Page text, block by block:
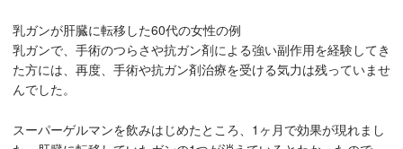
乳ガンが肝臓に転移した60代の女性の例
乳ガンで、手術のつらさや抗ガン剤による強い副作用を経験してき
た方には、再度、手術や抗ガン剤治療を受ける気力は残っていませ
んでした。
スーパーゲルマンを飲みはじめたところ、1ヶ月で効果が現れまし